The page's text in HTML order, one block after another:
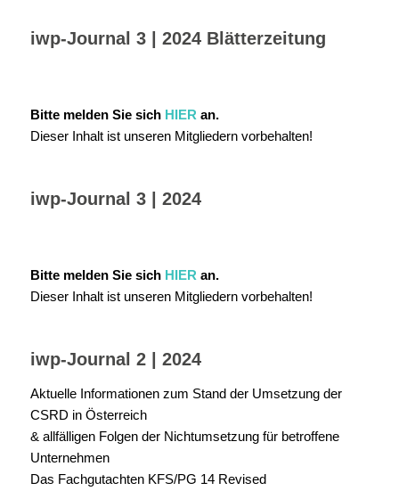
iwp-Journal 3 | 2024 Blätterzeitung
Bitte melden Sie sich HIER an.
Dieser Inhalt ist unseren Mitgliedern vorbehalten!
iwp-Journal 3 | 2024
Bitte melden Sie sich HIER an.
Dieser Inhalt ist unseren Mitgliedern vorbehalten!
iwp-Journal 2 | 2024
Aktuelle Informationen zum Stand der Umsetzung der
CSRD in Österreich
& allfälligen Folgen der Nichtumsetzung für betroffene
Unternehmen
Das Fachgutachten KFS/PG 14 Revised